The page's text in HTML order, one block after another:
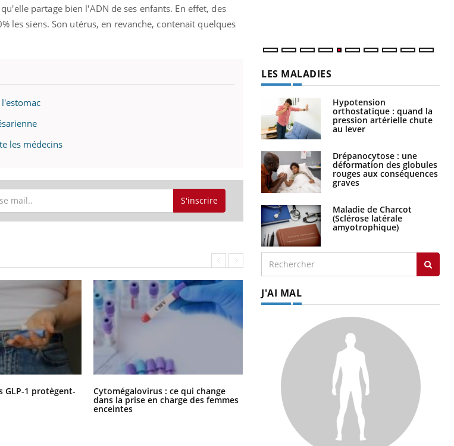
partage bien l'ADN de ses enfants. En effet, des
les siens. Son utérus, en revanche, contenait quelques
les médecins
S'inscrire
GLP-1 protègent- Cytomégalovirus : ce qui change
dans la prise en charge des femmes
enceintes
La sieste empêche-t-elle de dormir
la nuit ?
LES MALADIES
Hypotension
orthostatique : quand la
pression artérielle chute
au lever
Drépanocytose : une
déformation des globules
rouges aux conséquences
graves
Maladie de Charcot
(Sclérose latérale
amyotrophique)
J'AI MAL